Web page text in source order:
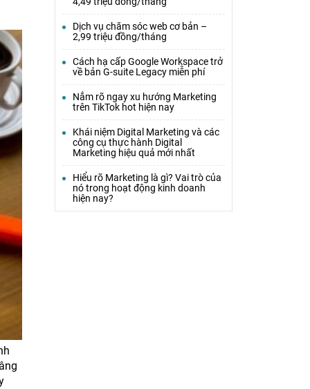
Dịch vụ chăm sóc web cơ bản –
2,99 triệu đồng/tháng
Cách hạ cấp Google Workspace trở
về bản G-suite Legacy miễn phí
Nắm rõ ngay xu hướng Marketing
trên TikTok hot hiện nay
Khái niệm Digital Marketing và các
công cụ thực hành Digital
Marketing hiệu quả mới nhất
Hiểu rõ Marketing là gì? Vai trò của
nó trong hoạt động kinh doanh
hiện nay?